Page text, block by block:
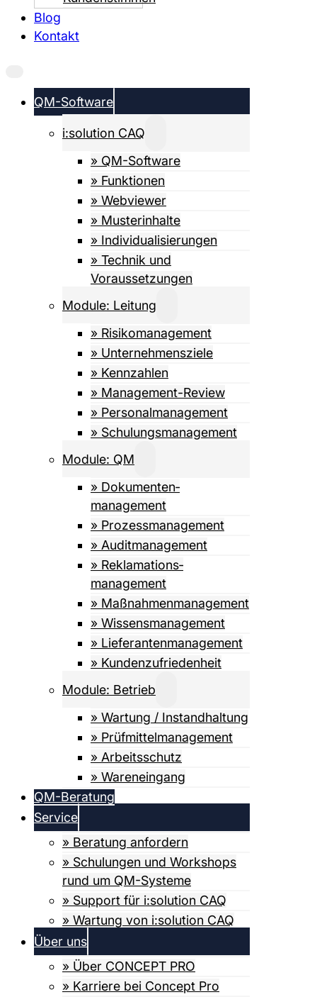
Blog
Kontakt
QM-Software
i:solution CAQ
» QM-Software
» Funktionen
» Webviewer
» Musterinhalte
» Individualisierungen
» Technik und
Voraussetzungen
Module: Leitung
» Risiko­management
» Unternehmensziele
» Kennzahlen
» Management-Review
» Personalmanagement
» Schulungsmanagement
Module: QM
» Dokumenten­­
management
» Prozess­management
» Auditmanagement
» Reklamations­
management
» Maßnahmen­management
» Wissens­management
» Lieferanten­­­management
» Kundenzufriedenheit
Module: Betrieb
» Wartung / Instandhaltung
» Prüfmittel­­management
» Arbeitsschutz
» Wareneingang
QM-Beratung
Service
» Beratung anfordern
» Schulungen und Workshops
rund um QM-Systeme
» Support für i:solution CAQ
» Wartung von i:solution CAQ
Über uns
» Über CONCEPT PRO
» Karriere bei Concept Pro